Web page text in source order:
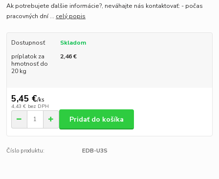
Ak potrebujete ďalšie informácie?, neváhajte nás kontaktovať: - počas
pracovných dní ... celý popis
Dostupnosť
Skladom
príplatok za
hmotnosť do
20 kg
2,46 €
5,45 €/ks
4,43 € bez DPH
Pridať do košíka
Číslo produktu: EDB-U3S